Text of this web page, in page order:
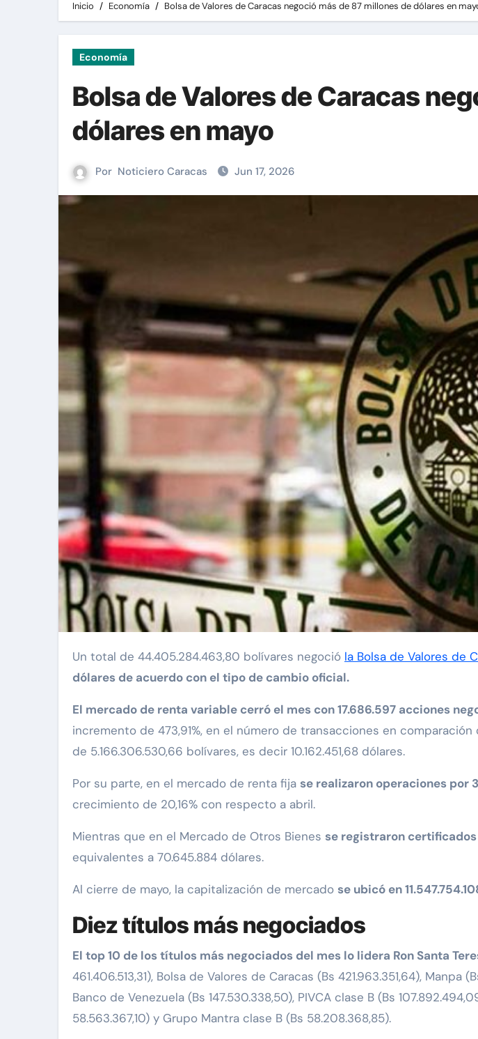
Inicio Economía Bolsa de Valores de Caracas negoció más de 87 millones de dólares en
Economía
Bolsa de Valores de Caracas
dólares en mayo
Por Noticiero Caracas Jun 17, 2026
Un total de 44.405.284.463,80 bolívares negoció la Bolsa de Valores de
dólares de acuerdo con el tipo de cambio oficial.
El mercado de renta variable cerró el mes con 17.686.597 acciones
incremento de 473,91%, en el número de transacciones en
de 5.166.306.530,66 bolívares, es decir 10.162.451,68 dólares.
Por su parte, en el mercado de renta fija se realizaron operaciones por
crecimiento de 20,16% con respecto a abril.
Mientras que en el Mercado de Otros Bienes se registraron
equivalentes a 70.645.884 dólares.
Al cierre de mayo, la capitalización de mercado se ubicó en
Diez títulos más negociados
El top 10 de los títulos más negociados del mes lo lidera Ron Santa
461.406.513,31), Bolsa de Valores de Caracas (Bs 421.963.351,64), Manpa
Banco de Venezuela (Bs 147.530.338,50), PIVCA clase B (Bs
58.563.367,10) y Grupo Mantra clase B (Bs 58.208.368,85).